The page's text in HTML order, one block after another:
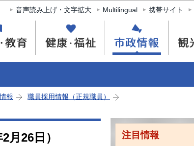
へ移動
音声読み上げ・文字拡大 Multilingual 携帯サイト
報
職員採用情報（正規職員）
月26日） 注目情報